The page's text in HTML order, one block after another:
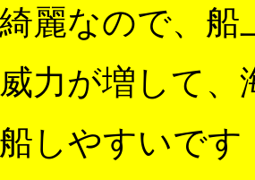
麗なので、
力が増して
しやすいです